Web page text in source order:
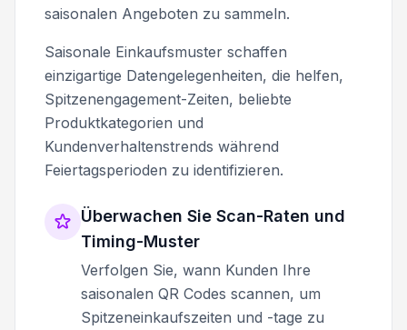
saisonalen Angeboten zu sammeln.
Saisonale Einkaufsmuster schaffen
einzigartige Datengelegenheiten, die helfen,
Spitzenengagement-Zeiten, beliebte
Produktkategorien und
Kundenverhaltenstrends während
Feiertagsperioden zu identifizieren.
Überwachen Sie Scan-Raten und
Timing-Muster
Verfolgen Sie, wann Kunden Ihre
saisonalen QR Codes scannen, um
Spitzeneinkaufszeiten und -tage zu